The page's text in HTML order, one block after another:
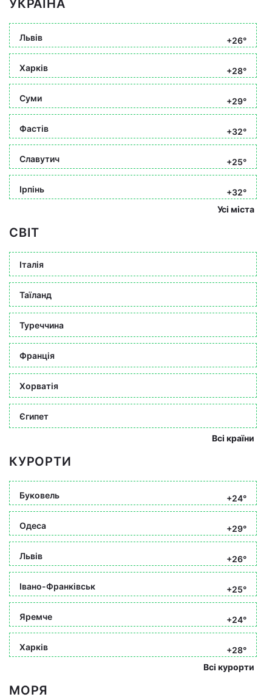
УКРАЇНА
Львів +26°
Харків +28°
Суми +29°
Фастів +32°
Славутич +25°
Ірпінь
+32°
Усі міста
СВІТ
Італія
Таїланд
Туреччина
Франція
Хорватія
Єгипет
Всі країни
КУРОРТИ
Буковель +24°
Одеса +29°
Львів +26°
Івано-Франківськ +25°
Яремче +24°
Харків
+28°
Всі курорти
МОРЯ